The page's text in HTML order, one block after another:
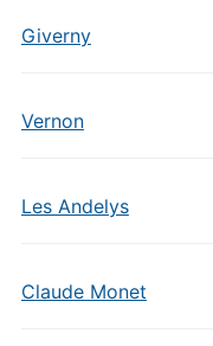
Giverny
Vernon
Les Andelys
Claude Monet